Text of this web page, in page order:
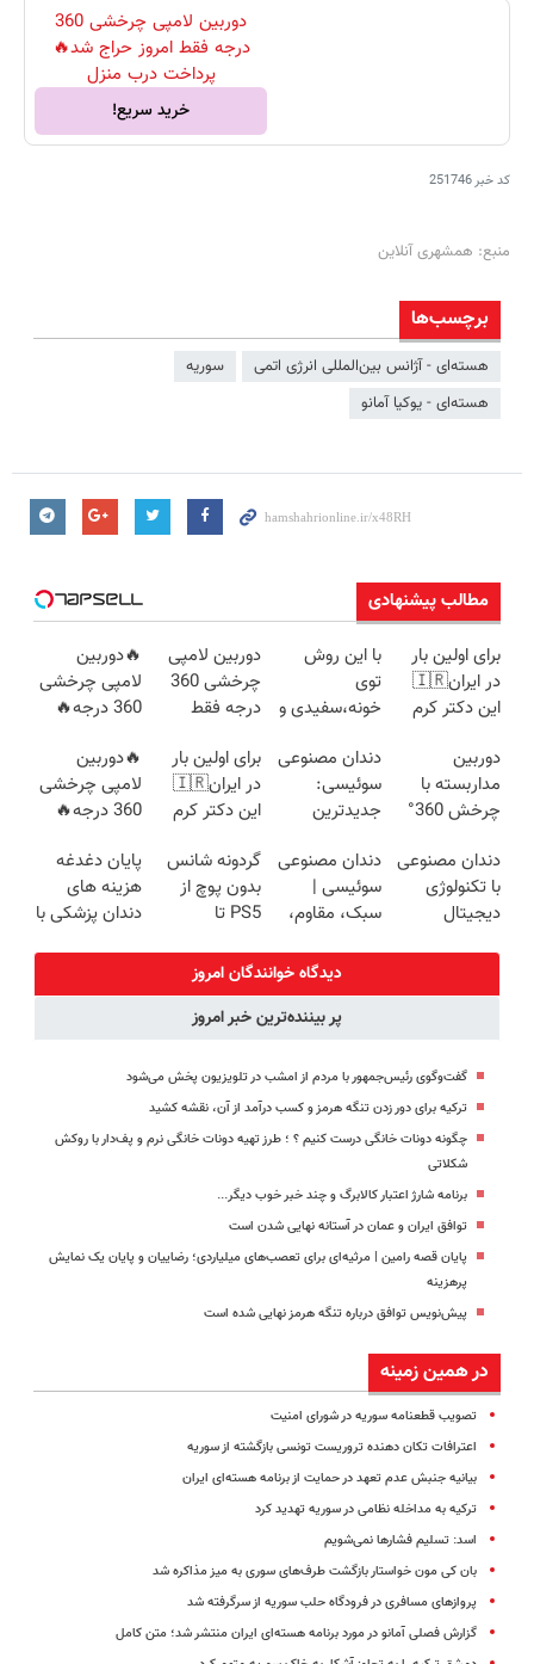
دوربین لامپی چرخشی 360
درجه فقط امروز حراج شد🔥
پرداخت درب منزل
خرید سریع!
کد خبر251746
منبع: همشهری آنلاین
برچسب‌ها
هسته‌ای - آژانس بین‌المللی انرژی اتمی
سوریه
هسته‌ای - یوکیا آمانو
مطالب پیشنهادی
برای اولین بار
در ایران🇮🇷
این دکتر کرم
روزه ساخت!
با این روش
توی
خونه،سفیدی و
برگردون
(40%off)
دوربین لامپی
چرخشی 360
درجه فقط
🔥 پرداخت
درب منزل
🔥دوربین
لامپی چرخشی
360 درجه🔥
منزل + گارانتی
تعویض
دوربین
مداربسته با
چرخش 360°
(ضمانت
تعویض +
پرداخت درب
دندان مصنوعی
سوئیسی:
جدیدترین
سبک و مقاوم |
پرداخت قسطی
برای اولین بار
در ایران🇮🇷
این دکتر کرم
روزه ساخت!
🔥دوربین
لامپی چرخشی
360 درجه🔥
حرکتی
دندان مصنوعی
با تکنولوژی
دیجیتال
دندان مصنوعی
سوئیسی |
سبک، مقاوم،
رایگان+پرداخت
اقساطی😍
گردونه شانس
بدون پوچ از
PS5 تا
کوین 🔥
پایان دغدغه
هزینه های
دندان پزشکی با
دیدگاه خوانندگان امروز
پر بیننده‌ترین خبر امروز
گفت‌وگوی رئیس‌جمهور با مردم از امشب در تلویزیون پخش می‌شود
ترکیه برای دور زدن تنگه هرمز و کسب درآمد از آن، نقشه کشید
چگونه دونات خانگی درست کنیم ؟ ؛ طرز تهیه دونات خانگی نرم و پف‌دار با روکش
شکلاتی
برنامه شارژ اعتبار کالابرگ و چند خبر خوب دیگر...
توافق ایران و عمان در آستانه نهایی شدن است
پایان قصه رامین | مرثیه‌ای برای تعصب‌های میلیاردی؛ رضاییان و پایان یک نمایش
پرهزینه
پیش‌نویس توافق درباره تنگه هرمز نهایی شده است
در همین زمینه
تصویب قطعنامه سوریه در شورای امنیت
اعترافات تکان دهنده تروریست تونسی بازگشته از سوریه
بیانیه جنبش عدم تعهد در حمایت از برنامه هسته‌ای ایران
ترکیه به مداخله نظامی در سوریه تهدید کرد
اسد: تسلیم فشارها نمی‌شویم
بان‌ کی‌ مون خواستار بازگشت طرف‌های سوری به میز مذاکره شد
پروازهای مسافری در فرودگاه حلب سوریه از سرگرفته شد
گزارش فصلی آمانو در مورد برنامه هسته‌ای ایران منتشر شد؛ متن کامل